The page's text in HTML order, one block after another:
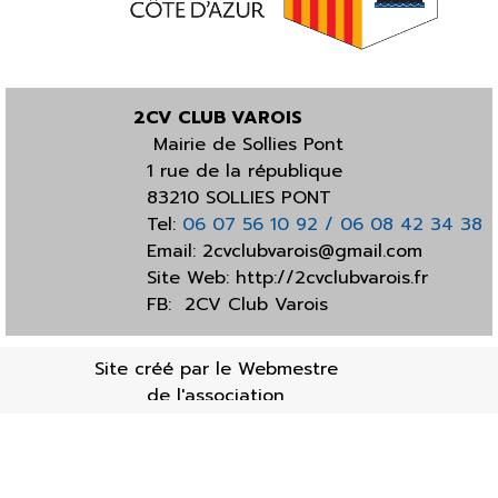
2CV CLUB VAROIS
Mairie de Sollies Pont
1 rue de la république
83210 SOLLIES PONT
Tel: 06 07 56 10 92 / 06 08 42 34 38
Email: 2cvclubvarois@gmail.com
Site Web: http://2cvclubvarois.fr
FB: 2CV Club Varois
Site créé par le Webmestre
de l'association